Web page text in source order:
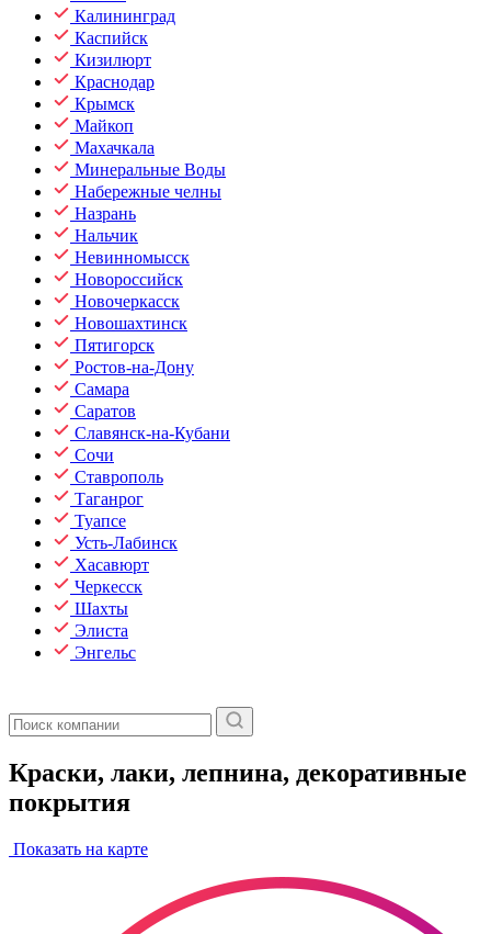
Калининград
Каспийск
Кизилюрт
Краснодар
Крымск
Майкоп
Махачкала
Минеральные Воды
Набережные челны
Назрань
Нальчик
Невинномысск
Новороссийск
Новочеркасск
Новошахтинск
Пятигорск
Ростов-на-Дону
Самара
Саратов
Славянск-на-Кубани
Сочи
Ставрополь
Таганрог
Туапсе
Усть-Лабинск
Хасавюрт
Черкесск
Шахты
Элиста
Энгельс
Краски, лаки, лепнина, декоративные
покрытия
Показать на карте